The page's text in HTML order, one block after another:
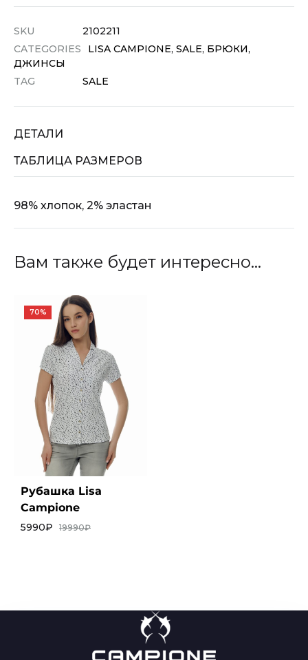
SKU
2102211
CATEGORIES
LISA CAMPIONE, SALE, БРЮКИ,
ДЖИНСЫ
TAG
SALE
ДЕТАЛИ
ТАБЛИЦА РАЗМЕРОВ
98% хлопок, 2% эластан
Вам также будет интересно…
70%
Рубашка Lisa
Campione
5990₽ 19990₽